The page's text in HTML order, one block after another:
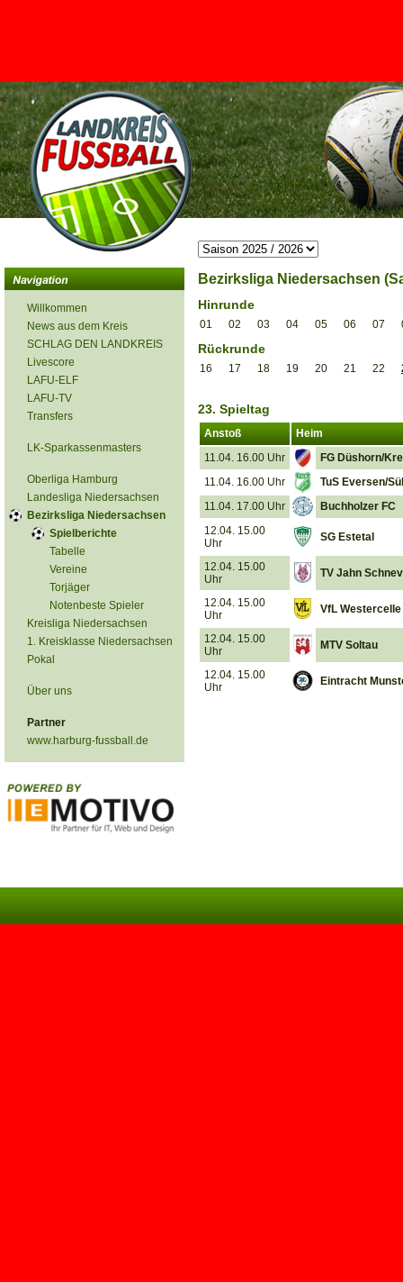
<
Willkommen
News aus dem Kreis
SCHLAG DEN LANDKREIS
Livescore
LAFU-ELF
LAFU-TV
Transfers
LK-Sparkassenmasters
Oberliga Hamburg
Landesliga Niedersachsen
Bezirksliga Niedersachsen
Spielberichte
Tabelle
Vereine
Torjäger
Notenbeste Spieler
Kreisliga Niedersachsen
1. Kreisklasse Niedersachsen
Pokal
Über uns
Partner
www.harburg-fussball.de
Bezirksliga Niedersachsen
Hinrunde
01 02 03 04 05 06 07
Rückrunde
16 17 18 19 20 21 22
23. Spieltag
Anstoß
Heim
11.04. 16.00 Uhr
FG Düshorn/
11.04. 16.00 Uhr
TuS Eversen/
11.04. 17.00 Uhr
Buchholzer FC
12.04. 15.00
Uhr
SG Estetal
12.04. 15.00
Uhr
TV Jahn
12.04. 15.00
Uhr
VfL Westercelle
12.04. 15.00
Uhr
MTV Soltau
12.04. 15.00
Uhr
Eintracht